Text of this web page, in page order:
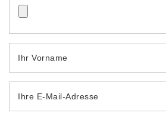
Ihr Vorname
Ihre E-Mail-Adresse